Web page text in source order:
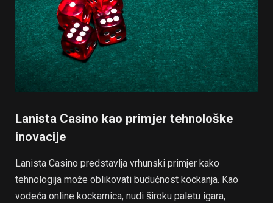
Lanista Casino kao primjer tehnološke
inovacije
Lanista Casino predstavlja vrhunski primjer kako
tehnologija može oblikovati budućnost kockanja. Kao
vodeća online kockarnica, nudi široku paletu igara,